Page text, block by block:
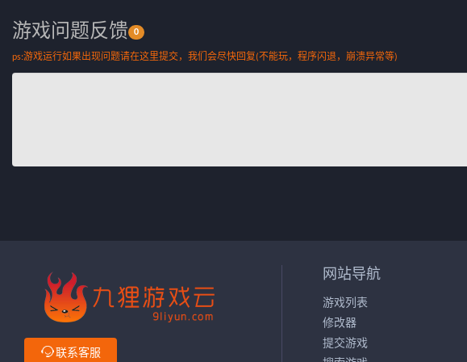
游戏问题反馈 0
ps:游戏运行如果出现问题请在这里提交，我们会尽快回复(不能玩，程序闪退，崩溃异常等)
联系客服
网站导航
游戏列表
修改器
提交游戏